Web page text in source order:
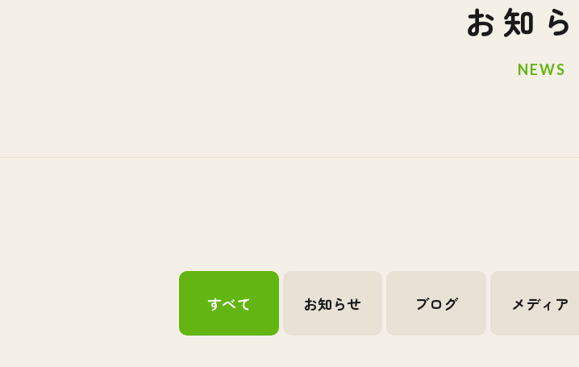
お知
NEWS
すべて お知らせ ブログ メディア